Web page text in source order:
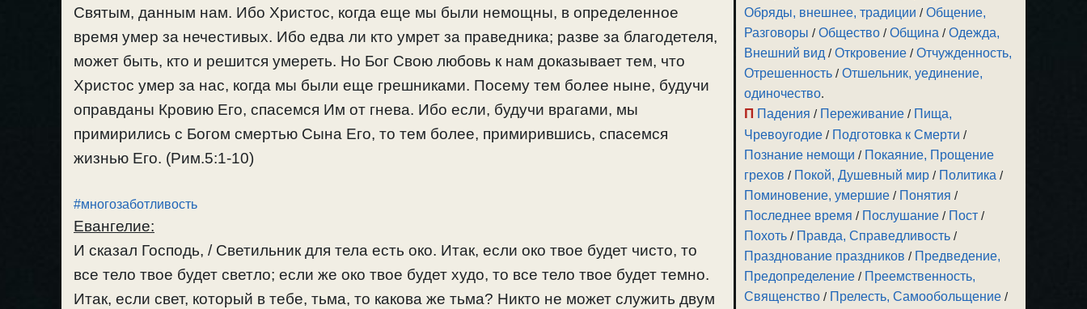
Святым, данным нам. Ибо Христос, когда еще мы были немощны, в определенное
время умер за нечестивых. Ибо едва ли кто умрет за праведника; разве за благодетеля,
может быть, кто и решится умереть. Но Бог Свою любовь к нам доказывает тем, что
Христос умер за нас, когда мы были еще грешниками. Посему тем более ныне, будучи
оправданы Кровию Его, спасемся Им от гнева. Ибо если, будучи врагами, мы
примирились с Богом смертью Сына Его, то тем более, примирившись, спасемся
жизнью Его. (Рим.5:1-10)
#многозаботливость
Евангелие:
И сказал Господь, / Светильник для тела есть око. Итак, если око твое будет чисто, то
все тело твое будет светло; если же око твое будет худо, то все тело твое будет темно.
Итак, если свет, который в тебе, тьма, то какова же тьма? Никто не может служить двум
Обряды, внешнее, традиции /Общение,
Разговоры /Общество /Община /Одежда,
Внешний вид /Откровение /Отчужденность,
Отрешенность /Отшельник, уединение,
одиночество.
П Падения / Переживание / Пища,
Чревоугодие / Подготовка к Смерти /
Познание немощи / Покаяние, Прощение
грехов / Покой, Душевный мир / Политика /
Поминовение, умершие / Понятия /
Последнее время / Послушание / Пост /
Похоть / Правда, Справедливость /
Празднование праздников / Предведение,
Предопределение / Преемственность,
Священство / Прелесть, Самообольщение /